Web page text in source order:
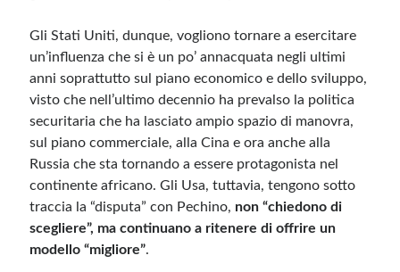
Gli Stati Uniti, dunque, vogliono tornare a esercitare
un’influenza che si è un po’ annacquata negli ultimi
anni soprattutto sul piano economico e dello sviluppo,
visto che nell’ultimo decennio ha prevalso la politica
securitaria che ha lasciato ampio spazio di manovra,
sul piano commerciale, alla Cina e ora anche alla
Russia che sta tornando a essere protagonista nel
continente africano. Gli Usa, tuttavia, tengono sotto
traccia la “disputa” con Pechino, non “chiedono di
scegliere”, ma continuano a ritenere di offrire un
modello “migliore”.